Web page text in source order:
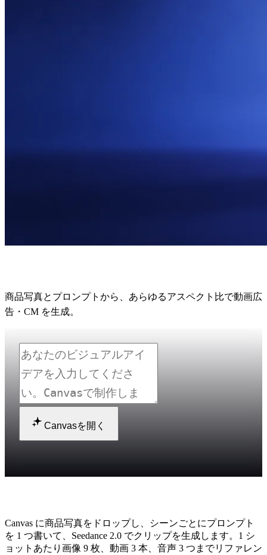
商品写真とプロンプトから、あらゆるアスペクト比で動画広
告・CM を生成。
Canvasを開く
Canvas に商品写真をドロップし、シーンごとにプロンプト
を 1 つ書いて、Seedance 2.0 でクリップを生成します。1 シ
ョットあたり画像 9 枚、動画 3 本、音声 3 つまでリファレン